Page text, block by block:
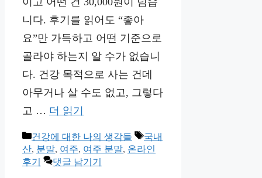
니다. 후기를 읽어도 “좋아
요”만 가득하고 어떤 기준으로
골라야 하는지 알 수가 없습니
다. 건강 목적으로 사는 건데
아무거나 살 수도 없고, 그렇다
고 … 더 읽기
카
테
고
건강에 대한 나의 생각들
태
그
국내
산, 분말, 여주, 여주 분말, 온라인
후기
댓글 남기기